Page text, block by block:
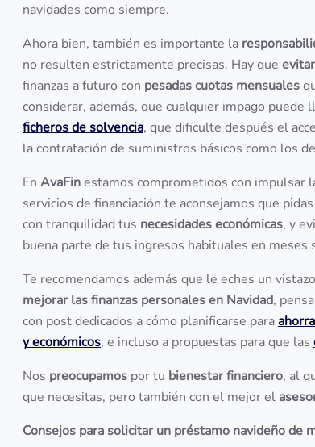
navidades como siempre.
Ahora bien, también es importante la
no resulten estrictamente precisas. Hay que
finanzas a futuro con pesadas cuotas mensuales
considerar, además, que cualquier impago puede
ficheros de solvencia, que dificulte después el
la contratación de suministros básicos como los
En AvaFinestamos comprometidos con impulsar
servicios de financiación te aconsejamos que
con tranquilidad tus necesidades económicas, y
buena parte de tus ingresos habituales en meses
Te recomendamos además que le eches un
mejorar las finanzas personales en Navidad,
con post dedicados a cómo planificarse para
y económicos, e incluso a propuestas para que las
Nos preocupamos por tu bienestar financiero, al
que necesitas, pero también con el mejor el
Consejos para solicitar un préstamo navideño de